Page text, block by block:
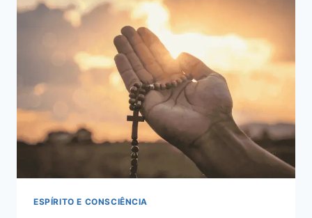
COMO
(PASSO
A
PASSO)
SIGNIFICADO
DÚVIDAS
ESPÍRITO E CONSCIÊNCIA